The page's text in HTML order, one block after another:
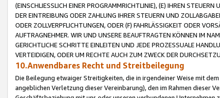
(EINSCHLIESSLICH EINER PROGRAMMRICHTLINIE), (E) IHREN
DER EINTREIBUNG ODER ZAHLUNG IHRER STEUERN UND
ODER ZOLLVERPFLICHTUNGEN, ODER (F) FAHRLÄSSIGKEIT ODER
AUFTRAGNEHMER. WIR UND UNSERE BEAUFTRAGTEN KÖNNEN IM
GERICHTLICHE SCHRITTE EINLEITEN UND JEDE PROZESSUALE
VERTEIDIGEN, ODER UM RECHTE AUCH ZUM ZWECK DER
10.Anwendbares Recht und Streitbeilegung
Die Beilegung etwaiger Streitigkeiten, die in irgendeiner Weise mit
angeblichen Verletzung dieser Vereinbarung), den im Rahmen dieser